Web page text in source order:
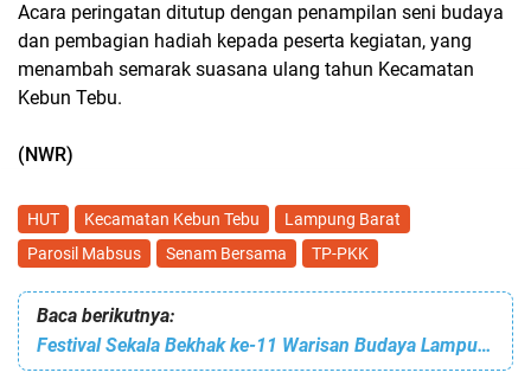
Acara peringatan ditutup dengan penampilan seni budaya
dan pembagian hadiah kepada peserta kegiatan, yang
menambah semarak suasana ulang tahun Kecamatan
Kebun Tebu.
(NWR)
HUT Kecamatan Kebun Tebu
Lampung Barat
Parosil Mabsus
Senam Bersama TP-PKK
Baca berikutnya:
Festival Sekala Bekhak ke-11 Warisan Budaya Lampung Barat yang Kian Mengakar